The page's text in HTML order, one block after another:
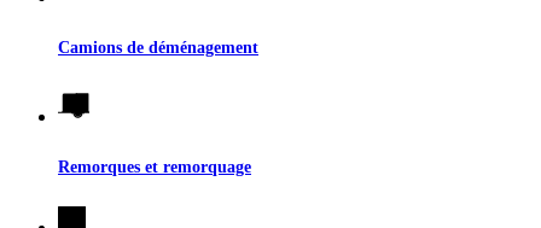
Camions de déménagement
Remorques et remorquage